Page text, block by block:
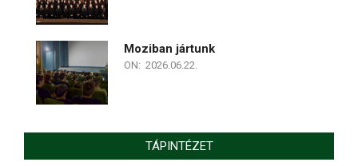
Moziban jártunk
ON: 2026.06.22.
TÁPINTÉZET